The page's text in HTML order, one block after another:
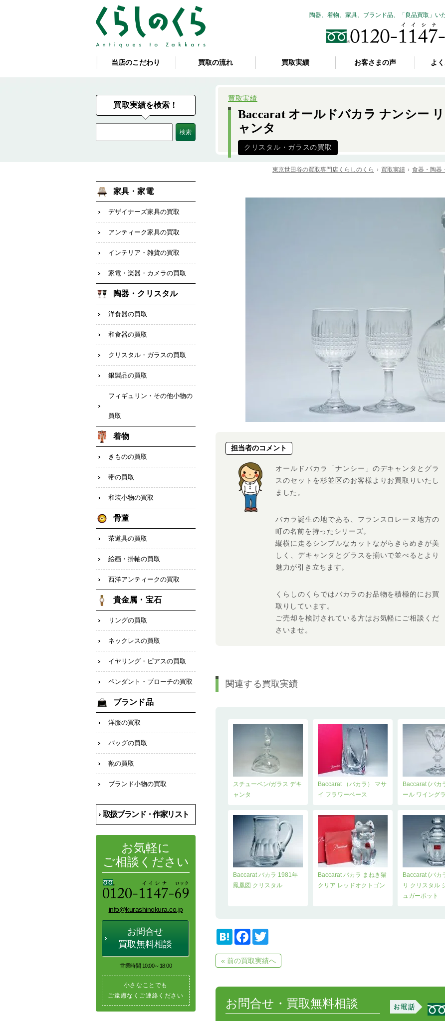
陶器、着物、家具、ブランド品、「良品買取」い
当店のこだわり 買取の流れ 買取実績 お客さまの声 よ
買取実績
Baccarat オールドバカラ ナンシー
ャンタ
クリスタル・ガラスの買取
東京世田谷の買取専門店くらしのくら 買取実績 食器・陶器
担当者のコメント
オールドバカラ「ナンシー」のデキャンタとグラ
スのセットを杉並区のお客様よりお買取りいたし
ました。
バカラ誕生の地である、フランスロレーヌ地方の
町の名前を持ったシリーズ。
縦横に走るシンプルなカットながらきらめきが美
しく、デキャンタとグラスを揃いで並べるとより
魅力が引き立ちます。
くらしのくらではバカラのお品物を積極的にお買
取りしています。
ご売却を検討されている方はお気軽にご相談くだ
さいませ。
関連する買取実績
スチューベン/ガラス デキ
ャンタ
Baccarat （バカラ） マサ
イ フラワーベース
Baccarat (バカ
ール ワイング
Baccarat バカラ 1981年
鳳凰図 クリスタル
Baccarat バカラ まねき猫
クリア レッドオクトゴン
Baccarat (バカ
リ クリスタル
ュガーポット
H
e
n
F
e
b
k
t
t
« 前の買取実績へ
お問合せ・買取無料相談
買取実績を検索！
家具・家電
デザイナーズ家具の買取
アンティーク家具の買取
インテリア・雑貨の買取
家電・楽器・カメラの買取
陶器・クリスタル
洋食器の買取
和食器の買取
クリスタル・ガラスの買取
銀製品の買取
フィギュリン・その他小物の
買取
着物
きものの買取
帯の買取
和装小物の買取
骨董
茶道具の買取
絵画・掛軸の買取
西洋アンティークの買取
貴金属・宝石
リングの買取
ネックレスの買取
イヤリング・ピアスの買取
ペンダント・ブローチの買取
ブランド品
洋服の買取
バッグの買取
靴の買取
ブランド小物の買取
取扱ブランド・作家リスト
お気軽に
ご相談ください
info@kurashinokura.co.jp
お問合せ
買取無料相談
営業時間 10:00～18:00
小さなことでも
ご遠慮なくご連絡ください